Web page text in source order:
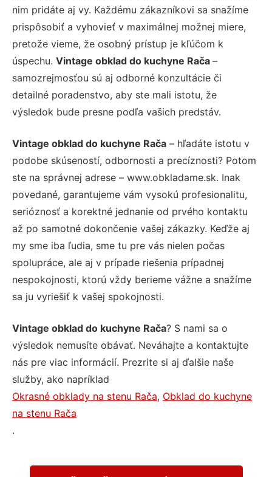
nim pridáte aj vy. Každému zákazníkovi sa snažíme
prispôsobiť a vyhovieť v maximálnej možnej miere,
pretože vieme, že osobný prístup je kľúčom k
úspechu. Vintage obklad do kuchyne Rača –
samozrejmosťou sú aj odborné konzultácie či
detailné poradenstvo, aby ste mali istotu, že
výsledok bude presne podľa vašich predstáv.
Vintage obklad do kuchyne Rača – hľadáte istotu v
podobe skúseností, odbornosti a precíznosti? Potom
ste na správnej adrese – www.obkladame.sk. Inak
povedané, garantujeme vám vysokú profesionalitu,
serióznosť a korektné jednanie od prvého kontaktu
až po samotné dokončenie vašej zákazky. Keďže aj
my sme iba ľudia, sme tu pre vás nielen počas
spolupráce, ale aj v prípade riešenia prípadnej
nespokojnosti, ktorú vždy berieme vážne a snažíme
sa ju vyriešiť k vašej spokojnosti.
Vintage obklad do kuchyne Rača? S nami sa o
výsledok nemusíte obávať. Neváhajte a kontaktujte
nás pre viac informácií. Prezrite si aj ďalšie naše
služby, ako napríklad
Okrasné obklady na stenu Rača, Obklad do kuchyne
na stenu Rača
.